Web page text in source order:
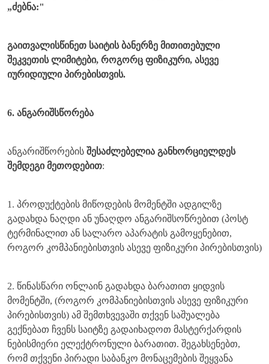
„ძებნა:"
გაითვალისწინეთ საიტის ბანერზე მითითებული
შეკვეთის ლიმიტები, როგორც ფიზიკური, ასევე
იურიდიული პირებისთვის.
6. ანგარიშსწორება
ანგარიშწორების შესაძლებელია განხორციელდეს
შემდეგი მეთოდებით:
1. პროდუქტების მიწოდების მომენტში ადგილზე
გადახდა ნაღდი ან უნაღდო ანგარიშსოწრებით (პოსტ
ტერმინალით ან სალარო აპარატის გამოყენებით,
როგორ კომპანიებისთვის ასევე ფიზიკური პირებისთვის)
2. წინასწარი ონლაინ გადახდა ბარათით ყიდვის
მომენტში, (როგორ კომპანიებისთვის ასევე ფიზიკური
პირებისთვის) ამ შემთხვევაში თქვენ საშუალება
გექნებათ ჩვენს საიტზე გადაიხადოთ მასტერქარდის
ნებისმიერი ელექტრონული ბარათით. შეგახსენებთ,
რომ თქვენი პირადი საბანკო მონაცემების შეყვანა